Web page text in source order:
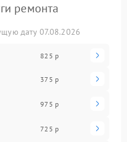
ремонта
дату 07.08.2026
825 р
375 р
975 р
725 р